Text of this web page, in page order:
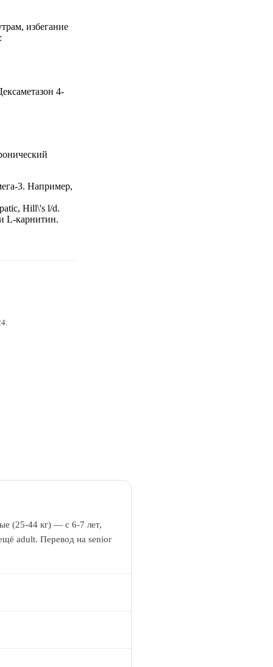
избегание
4-
3. Например,
Hill\'s l/d.
L-карнитин.
(25-44 кг) — с 6-7 лет,
adult. Перевод на senior
для суставов. 5)